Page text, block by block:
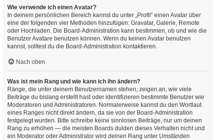
Wie verwende ich einen Avatar?
In deinem persönlichen Bereich kannst du unter „Profil“ einen Avatar über
eine der folgenden vier Methoden hinzufügen: Gravatar, Galerie, Remote
oder Hochladen. Die Board-Administration kann bestimmen, ob und wie die
Benutzer Avatare benutzen können. Wenn du keinen Avatar benutzen
kannst, solltest du die Board-Administration kontaktieren.
Nach oben
Was ist mein Rang und wie kann ich ihn ändern?
Ränge, die unter deinem Benutzernamen stehen, zeigen an, wie viele
Beiträge du bislang erstellt hast oder identifizieren bestimmte Benutzer wie
Moderatoren und Administratoren. Normalerweise kannst du den Wortlaut
eines Ranges nicht direkt ändern, da sie von der Board-Administration
festgelegt wurden. Bitte schreibe keine sinnlosen Beiträge, nur um deinen
Rang zu erhöhen — die meisten Boards dulden dieses Verhalten nicht und
ein Moderator oder Administrator wird deinen Rang unter Umständen